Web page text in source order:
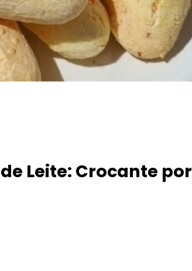
Leite: Crocante por